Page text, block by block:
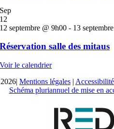
Sep
12
12 septembre @ 9h00 - 13
Réservation salle des mitaus
Voir le calendrier
2026| Mentions légales |
Schéma pluriannuel de mise en